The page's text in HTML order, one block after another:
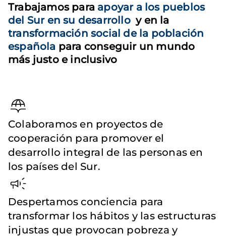
Trabajamos para apoyar a los pueblos
del Sur en su desarrollo y en la
transformación social de la población
española para conseguir un mundo
más justo e inclusivo
Colaboramos en proyectos de
cooperación para promover el
desarrollo integral de las personas en
los países del Sur.
Despertamos conciencia para
transformar los hábitos y las estructuras
injustas que provocan pobreza y